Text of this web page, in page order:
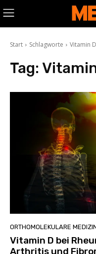
Start Schlagworte Vitamin
Tag:
ORTHOMOLEKULARE
Vitamin D bei
Arthritis und